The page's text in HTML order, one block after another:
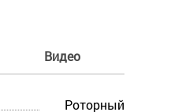
Видео
Роторный